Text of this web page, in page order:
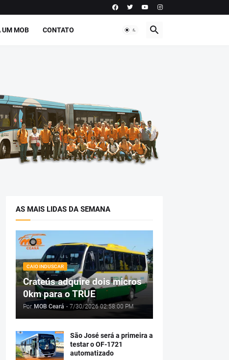
UM MOB CONTATO
AS MAIS LIDAS DA SEMANA
CAIO INDUSCAR
Crateús adquire dois micros
0km para o TRUE
Por MOB Ceará - 7/30/2026 02:58:00 PM
São José será a primeira a
testar o OF-1721
automatizado